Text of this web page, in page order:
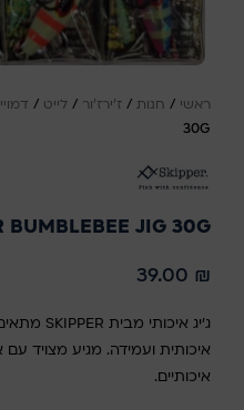
ראשי / חנות / ז'ירז'ור / לייט /
30G
BUMBLEBEE JIG 30G
39.00 ₪
איכותיים.